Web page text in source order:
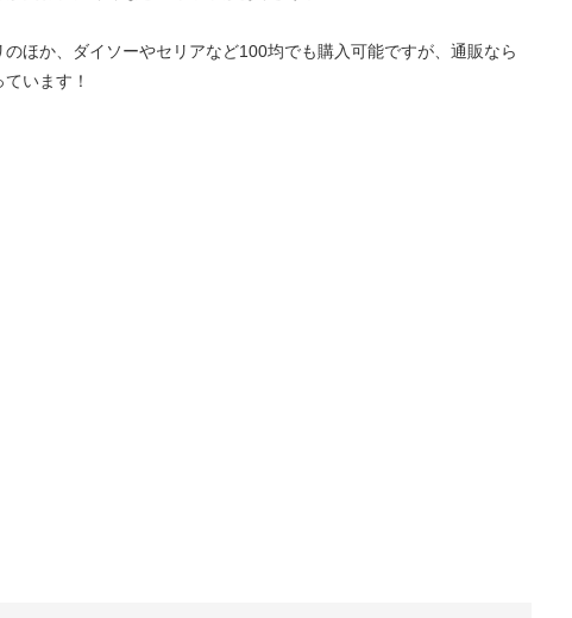
ほか、ダイソーやセリアなど100均でも購入可能ですが、通販なら
います！